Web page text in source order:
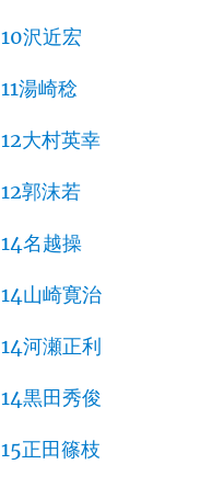
10沢近宏
11湯崎稔
12大村英幸
12郭沫若
14名越操
14山崎寛治
14河瀬正利
14黒田秀俊
15正田篠枝